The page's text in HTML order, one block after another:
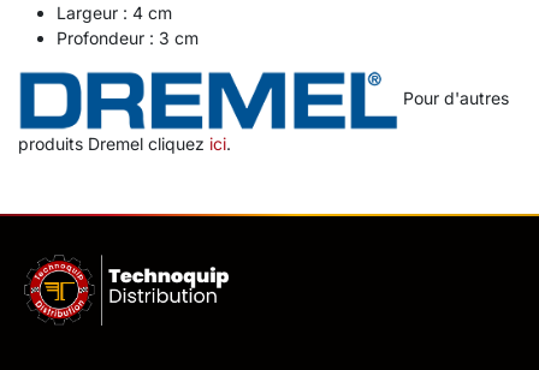
Largeur : 4 cm
Profondeur : 3 cm
Pour d'autres
produits Dremel cliquez ici.